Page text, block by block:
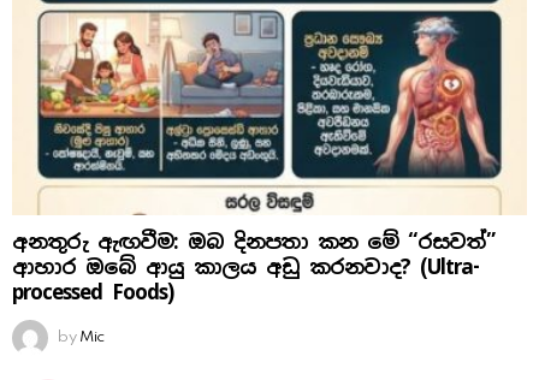
අනතුරු ඇඟවීම: ඔබ දිනපතා කන මේ “රසවත්”
ආහාර ඔබේ ආයු කාලය අඩු කරනවාද? (Ultra-
processed Foods)
by Mic